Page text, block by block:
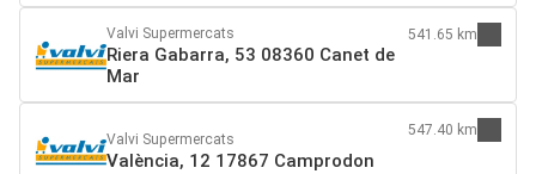
Valvi Supermercats
Riera Gabarra, 53 08360 Canet de
Mar
541.65 km
Valvi Supermercats
València, 12 17867 Camprodon
547.40 km